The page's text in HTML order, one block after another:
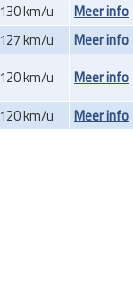
130 km/u
Meer info
127 km/u
Meer info
120 km/u
Meer info
120 km/u Meer info